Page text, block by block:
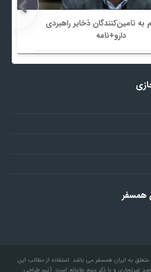
به تامین‌کنندگان ذخایر راهبردی
دارو+نامه
همسفر
به ایران همسفر می باشد. استفاده از مطالب این
غیرتجاری و با ذکر منبع بلامانع است. (تیم طراحی: